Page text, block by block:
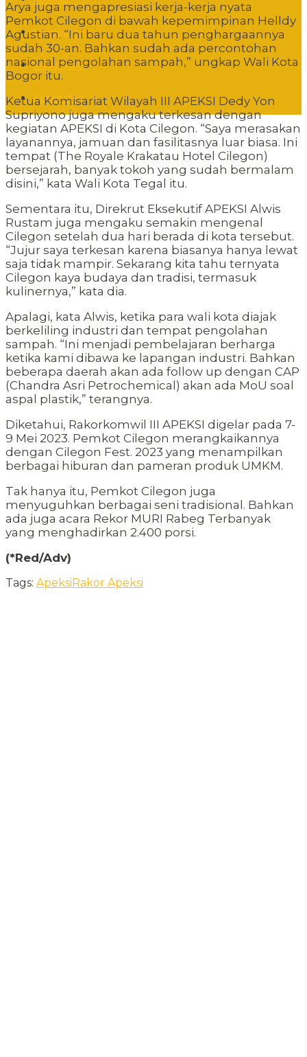
Lingkungan
Sudut Kota
Kesehatan
Arya juga mengapresiasi kerja-kerja nyata
Pemkot Cilegon di bawah kepemimpinan Helldy
Agustian. “Ini baru dua tahun penghargaannya
sudah 30-an. Bahkan sudah ada percontohan
nasional pengolahan sampah,” ungkap Wali Kota
Bogor itu.
Ketua Komisariat Wilayah III APEKSI Dedy Yon
Supriyono juga mengaku terkesan dengan
kegiatan APEKSI di Kota Cilegon. “Saya merasakan
layanannya, jamuan dan fasilitasnya luar biasa. Ini
tempat (The Royale Krakatau Hotel Cilegon)
bersejarah, banyak tokoh yang sudah bermalam
disini,” kata Wali Kota Tegal itu.
Sementara itu, Direkrut Eksekutif APEKSI Alwis
Rustam juga mengaku semakin mengenal
Cilegon setelah dua hari berada di kota tersebut.
“Jujur saya terkesan karena biasanya hanya lewat
saja tidak mampir. Sekarang kita tahu ternyata
Cilegon kaya budaya dan tradisi, termasuk
kulinernya,” kata dia.
Apalagi, kata Alwis, ketika para wali kota diajak
berkeliling industri dan tempat pengolahan
sampah. “Ini menjadi pembelajaran berharga
ketika kami dibawa ke lapangan industri. Bahkan
beberapa daerah akan ada follow up dengan CAP
(Chandra Asri Petrochemical) akan ada MoU soal
aspal plastik,” terangnya.
Diketahui, Rakorkomwil III APEKSI digelar pada 7-
9 Mei 2023. Pemkot Cilegon merangkaikannya
dengan Cilegon Fest. 2023 yang menampilkan
berbagai hiburan dan pameran produk UMKM.
Tak hanya itu, Pemkot Cilegon juga
menyuguhkan berbagai seni tradisional. Bahkan
ada juga acara Rekor MURI Rabeg Terbanyak
yang menghadirkan 2.400 porsi.
(*Red/Adv)
Tags: ApeksiRakor Apeksi